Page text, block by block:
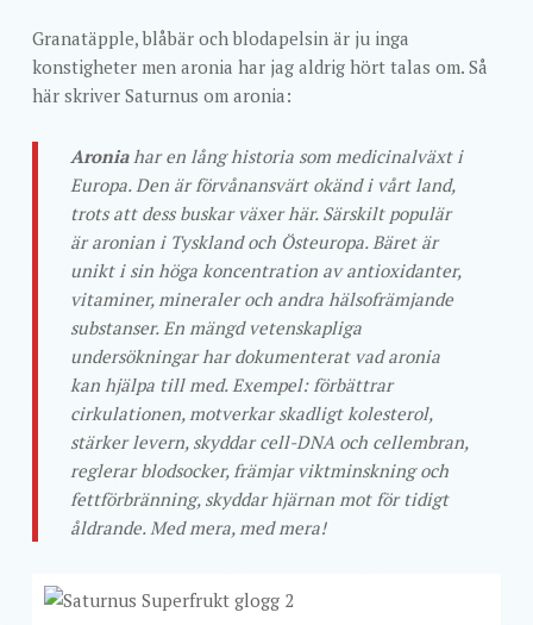
Granatäpple, blåbär och blodapelsin är ju inga
konstigheter men aronia har jag aldrig hört talas om. Så
här skriver Saturnus om aronia:
Aronia har en lång historia som medicinalväxt i
Europa. Den är förvånansvärt okänd i vårt land,
trots att dess buskar växer här. Särskilt populär
är aronian i Tyskland och Östeuropa. Bäret är
unikt i sin höga koncentration av antioxidanter,
vitaminer, mineraler och andra hälsofrämjande
substanser. En mängd vetenskapliga
undersökningar har dokumenterat vad aronia
kan hjälpa till med. Exempel: förbättrar
cirkulationen, motverkar skadligt kolesterol,
stärker levern, skyddar cell-DNA och cellembran,
reglerar blodsocker, främjar viktminskning och
fettförbränning, skyddar hjärnan mot för tidigt
åldrande. Med mera, med mera!